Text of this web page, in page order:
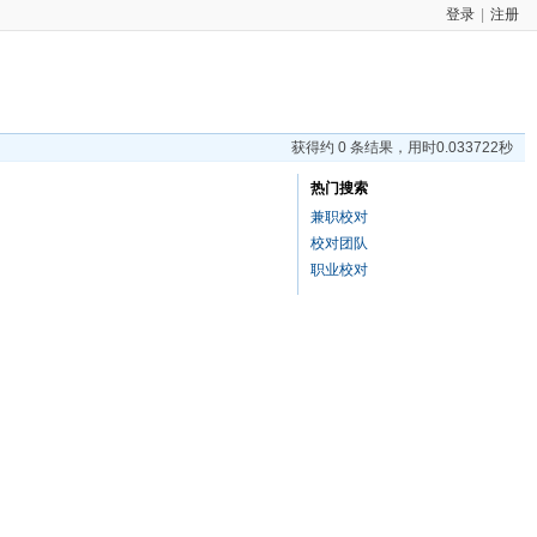
登录 注册
获得约 0 条结果，用时0.033722秒
热门搜索
兼职校对
校对团队
职业校对